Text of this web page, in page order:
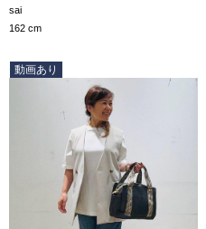
sai
162 cm
動画あり